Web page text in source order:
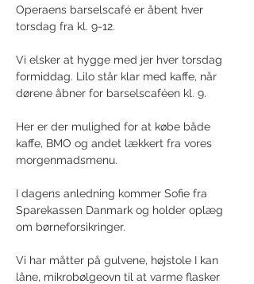
Operaens barselscafé er åbent hver
torsdag fra kl. 9-12.
Vi elsker at hygge med jer hver torsdag
formiddag. Lilo står klar med kaffe, når
dørene åbner for barselscaféen kl. 9.
Her er der mulighed for at købe både
kaffe, BMO og andet lækkert fra vores
morgenmadsmenu.
I dagens anledning kommer Sofie fra
Sparekassen Danmark og holder oplæg
om børneforsikringer.
Vi har måtter på gulvene, højstole I kan
låne, mikrobølgeovn til at varme flasker